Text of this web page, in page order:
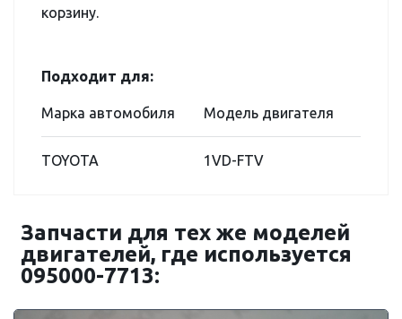
корзину.
Подходит для:
Марка автомобиля Модель двигателя
TOYOTA 1VD-FTV
Запчасти для тех же моделей
двигателей, где используется
095000-7713: